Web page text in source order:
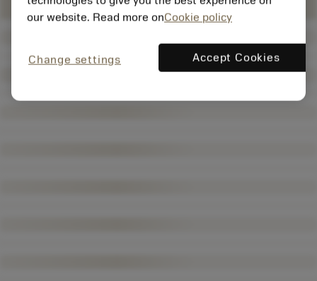
our website. Read more onCookie policy
Change settings Accept Cookies